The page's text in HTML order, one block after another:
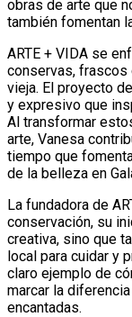
obras de arte que
también fomentan
ARTE + VIDA se
conservas, frascos
vieja. El proyecto
y expresivo que
Al transformar
arte, Vanesa
tiempo que
de la belleza en
La fundadora de
conservación, su
creativa, sino que
local para cuidar y
claro ejemplo de
marcar la
encantadas.